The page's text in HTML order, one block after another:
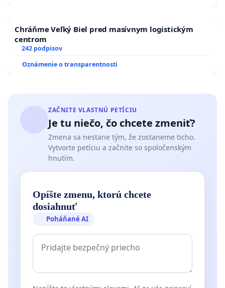
Chráňme Veľký Biel pred masívnym logistickým
centrom
242 podpisov
Oznámenie o transparentnosti
ZAČNITE VLASTNÚ PETÍCIU
Je tu niečo, čo chcete zmeniť?
Zmena sa nestane tým, že zostaneme ticho.
Vytvorte petíciu a začnite so spoločenským
hnutím.
Opíšte zmenu, ktorú chcete
dosiahnuť
Poháňané AI